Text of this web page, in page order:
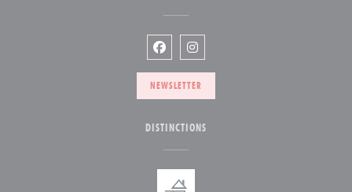
Facebook ((ouvre une nouvelle
Instagram ((ouvre une
NEWSLETTER
DISTINCTIONS